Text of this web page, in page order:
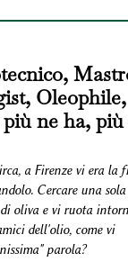
Oleophile,
ne ha, più
a Firenze vi era la
Cercare una
oliva e vi ruota
dell'olio, come vi
parola?